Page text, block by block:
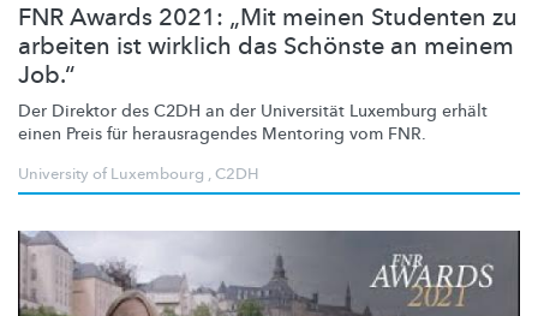
FNR Awards 2021: „Mit meinen Studenten zu
arbeiten ist wirklich das Schönste an meinem
Job.“
Der Direktor des C2DH an der Universität Luxemburg erhält
einen Preis für herausragendes Mentoring vom FNR.
University of Luxembourg ,C2DH